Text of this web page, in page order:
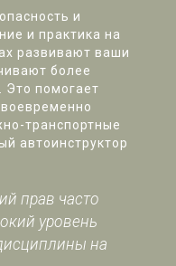
и
и практика на
развивают ваши
более
Это помогает
транспортные
автоинструктор
прав часто
уровень
на